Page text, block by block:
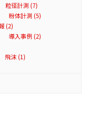
粒径計測 (7)
粉体計測 (5)
(2)
導入事例 (2)
飛沫 (1)